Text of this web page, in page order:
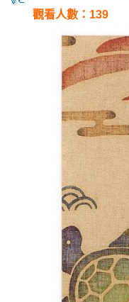
觀看人數：139